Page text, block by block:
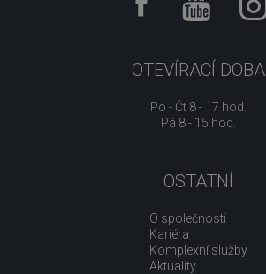
OTEVÍRACÍ DOBA
Po - Čt 8 - 17 hod.
Pá 8 - 15 hod.
OSTATNÍ
O společnosti
Kariéra
Komplexní služby
Aktuality